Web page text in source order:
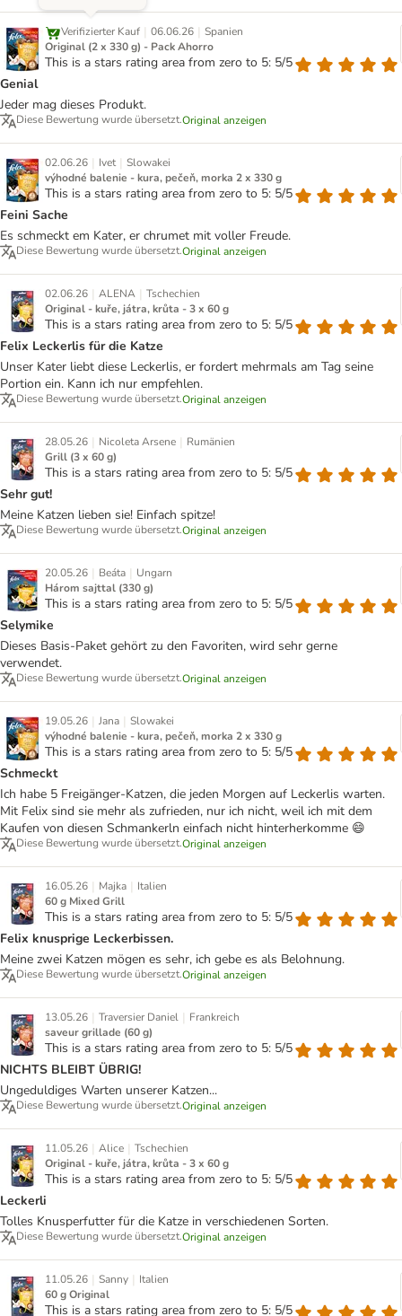
Verifizierter Kauf | 06.06.26 | Spanien
Original (2 x 330 g) - Pack Ahorro
This is a stars rating area from zero to 5: 5/5
Genial
Jeder mag dieses Produkt.
Diese Bewertung wurde übersetzt.Original anzeigen
02.06.26 | Ivet | Slowakei
výhodné balenie - kura, pečeň, morka 2 x 330 g
This is a stars rating area from zero to 5: 5/5
Feini Sache
Es schmeckt em Kater, er chrumet mit voller Freude.
Diese Bewertung wurde übersetzt.Original anzeigen
02.06.26 | ALENA | Tschechien
Original - kuře, játra, krůta - 3 x 60 g
This is a stars rating area from zero to 5: 5/5
Felix Leckerlis für die Katze
Unser Kater liebt diese Leckerlis, er fordert mehrmals am Tag seine
Portion ein. Kann ich nur empfehlen.
Diese Bewertung wurde übersetzt.Original anzeigen
28.05.26 | Nicoleta Arsene | Rumänien
Grill (3 x 60 g)
This is a stars rating area from zero to 5: 5/5
Sehr gut!
Meine Katzen lieben sie! Einfach spitze!
Diese Bewertung wurde übersetzt.Original anzeigen
20.05.26 | Beáta | Ungarn
Három sajttal (330 g)
This is a stars rating area from zero to 5: 5/5
Selymike
Dieses Basis-Paket gehört zu den Favoriten, wird sehr gerne
verwendet.
Diese Bewertung wurde übersetzt.Original anzeigen
19.05.26 | Jana | Slowakei
výhodné balenie - kura, pečeň, morka 2 x 330 g
This is a stars rating area from zero to 5: 5/5
Schmeckt
Ich habe 5 Freigänger-Katzen, die jeden Morgen auf Leckerlis warten.
Mit Felix sind sie mehr als zufrieden, nur ich nicht, weil ich mit dem
Kaufen von diesen Schmankerln einfach nicht hinterherkomme 😄
Diese Bewertung wurde übersetzt.Original anzeigen
16.05.26 | Majka | Italien
60 g Mixed Grill
This is a stars rating area from zero to 5: 5/5
Felix knusprige Leckerbissen.
Meine zwei Katzen mögen es sehr, ich gebe es als Belohnung.
Diese Bewertung wurde übersetzt.Original anzeigen
13.05.26 | Traversier Daniel | Frankreich
saveur grillade (60 g)
This is a stars rating area from zero to 5: 5/5
NICHTS BLEIBT ÜBRIG!
Ungeduldiges Warten unserer Katzen...
Diese Bewertung wurde übersetzt.Original anzeigen
11.05.26 | Alice | Tschechien
Original - kuře, játra, krůta - 3 x 60 g
This is a stars rating area from zero to 5: 5/5
Leckerli
Tolles Knusperfutter für die Katze in verschiedenen Sorten.
Diese Bewertung wurde übersetzt.Original anzeigen
11.05.26 | Sanny | Italien
60 g Original
This is a stars rating area from zero to 5: 5/5